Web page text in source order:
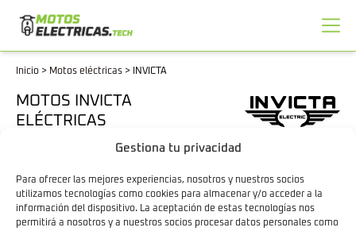
Gestiona tu privacidad
Para ofrecer las mejores experiencias, nosotros y nuestros socios
utilizamos tecnologías como cookies para almacenar y/o acceder a la
información del dispositivo. La aceptación de estas tecnologías nos
permitirá a nosotros y a nuestros socios procesar datos personales como
Inicio > Motos eléctricas > INVICTA
MOTOS INVICTA
ELÉCTRICAS